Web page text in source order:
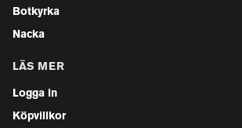
Botkyrka
Nacka
LÄS MER
Logga in
Köpvillkor